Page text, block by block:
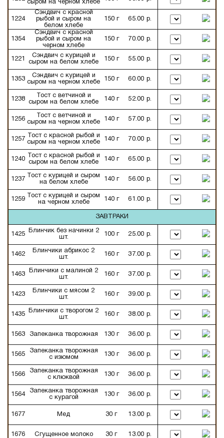
сыром на черном хлебе
1224
Сэндвич с красной
рыбой и сыром на
белом хлебе
150 г 65.00 р.
1354
Сэндвич с красной
рыбой и сыром на
черном хлебе
150 г 70.00 р.
1221
Сэндвич с курицей и
сыром на белом хлебе
150 г 55.00 р.
1353
Сэндвич с курицей и
сыром на черном хлебе
150 г 60.00 р.
1238
Тост с ветчиной и
сыром на белом хлебе
140 г 52.00 р.
1256
Тост с ветчиной и
сыром на черном хлебе
140 г 57.00 р.
1257
Тост с красной рыбой и
сыром на черном хлебе
140 г 70.00 р.
1240
Тост с красной рыбой и
сыром на белом хлебе
140 г 65.00 р.
1237
Тост с курицей и сыром
на белом хлебе
140 г 56.00 р.
1259
Тост с курицей и сыром
на черном хлебе
140 г 61.00 р.
ЗАВТРАКИ
1425
Блинчик без начинки 2
шт.
100 г 25.00 р.
1462
Блинчики абрикос 2
шт.
160 г 37.00 р.
1463
Блинчики с малиной 2
шт.
160 г 37.00 р.
1423
Блинчики с мясом 2
шт.
160 г 39.00 р.
1435
Блинчики с творогом 2
шт.
160 г 38.00 р.
1563 Запеканка творожная 130 г 36.00 р.
1565
Запеканка творожная
с изюмом
130 г 36.00 р.
1566
Запеканка творожная
с клюквой
130 г 36.00 р.
1564
Запеканка творожная
с курагой
130 г 36.00 р.
1677 Мед 30 г 13.00 р.
1676 Сгущенное молоко 30 г 13.00 р.